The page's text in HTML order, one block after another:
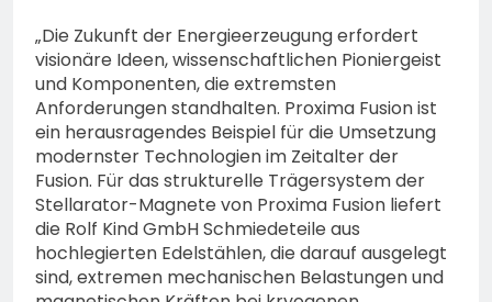
„Die Zukunft der Energieerzeugung erfordert
visionäre Ideen, wissenschaftlichen Pioniergeist
und Komponenten, die extremsten
Anforderungen standhalten. Proxima Fusion ist
ein herausragendes Beispiel für die Umsetzung
modernster Technologien im Zeitalter der
Fusion. Für das strukturelle Trägersystem der
Stellarator-Magnete von Proxima Fusion liefert
die Rolf Kind GmbH Schmiedeteile aus
hochlegierten Edelstählen, die darauf ausgelegt
sind, extremen mechanischen Belastungen und